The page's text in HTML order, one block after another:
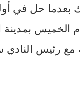
بعدما حل في
الخميس بمدينة
رئيس النادي